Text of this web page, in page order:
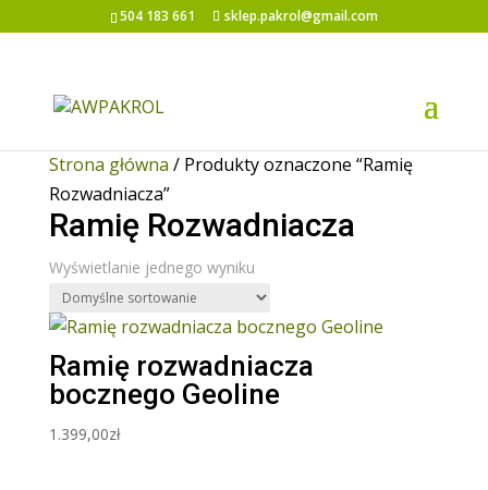
504 183 661 sklep.pakrol@gmail.com
Strona główna / Produkty oznaczone “Ramię
Rozwadniacza”
Ramię Rozwadniacza
Wyświetlanie jednego wyniku
Ramię rozwadniacza
bocznego Geoline
1.399,00zł